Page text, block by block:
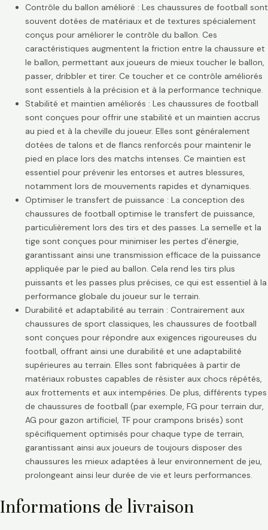
Contrôle du ballon amélioré : Les chaussures de football sont
souvent dotées de matériaux et de textures spécialement
conçus pour améliorer le contrôle du ballon. Ces
caractéristiques augmentent la friction entre la chaussure et
le ballon, permettant aux joueurs de mieux toucher le ballon,
passer, dribbler et tirer. Ce toucher et ce contrôle améliorés
sont essentiels à la précision et à la performance technique.
Stabilité et maintien améliorés : Les chaussures de football
sont conçues pour offrir une stabilité et un maintien accrus
au pied et à la cheville du joueur. Elles sont généralement
dotées de talons et de flancs renforcés pour maintenir le
pied en place lors des matchs intenses. Ce maintien est
essentiel pour prévenir les entorses et autres blessures,
notamment lors de mouvements rapides et dynamiques.
Optimiser le transfert de puissance : La conception des
chaussures de football optimise le transfert de puissance,
particulièrement lors des tirs et des passes. La semelle et la
tige sont conçues pour minimiser les pertes d’énergie,
garantissant ainsi une transmission efficace de la puissance
appliquée par le pied au ballon. Cela rend les tirs plus
puissants et les passes plus précises, ce qui est essentiel à la
performance globale du joueur sur le terrain.
Durabilité et adaptabilité au terrain : Contrairement aux
chaussures de sport classiques, les chaussures de football
sont conçues pour répondre aux exigences rigoureuses du
football, offrant ainsi une durabilité et une adaptabilité
supérieures au terrain. Elles sont fabriquées à partir de
matériaux robustes capables de résister aux chocs répétés,
aux frottements et aux intempéries. De plus, différents types
de chaussures de football (par exemple, FG pour terrain dur,
AG pour gazon artificiel, TF pour crampons brisés) sont
spécifiquement optimisés pour chaque type de terrain,
garantissant ainsi aux joueurs de toujours disposer des
chaussures les mieux adaptées à leur environnement de jeu,
prolongeant ainsi leur durée de vie et leurs performances.
Informations de livraison